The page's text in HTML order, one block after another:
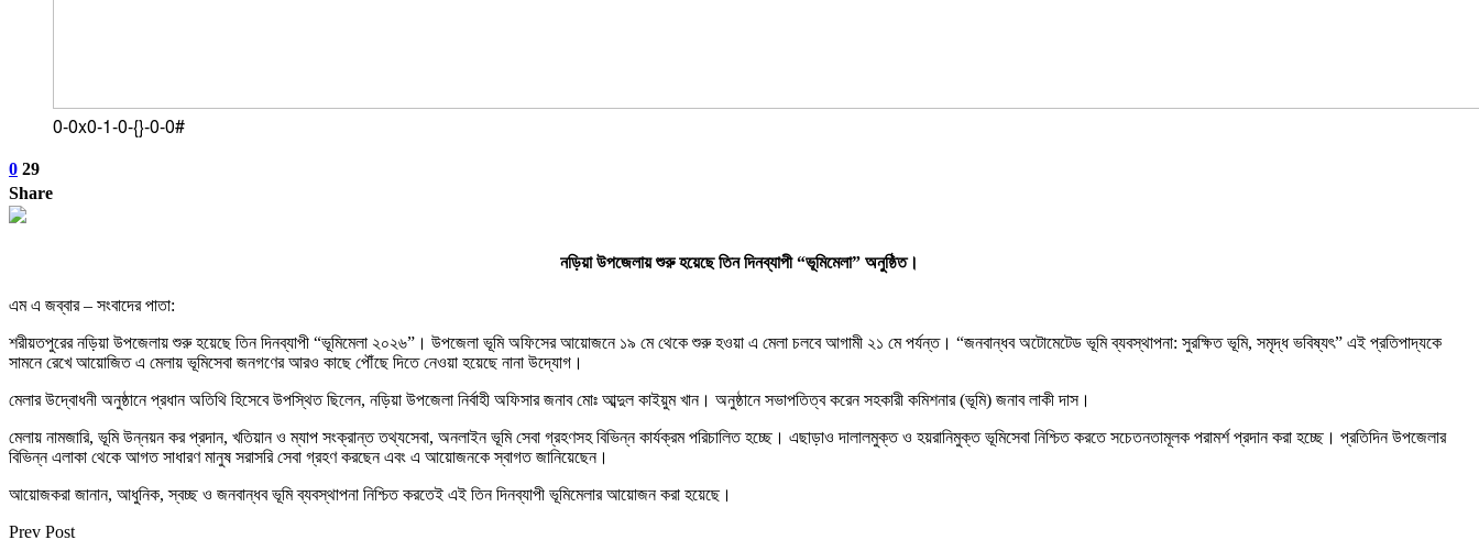
0-0x0-1-0-{}-0-0#
0 29
Share
নড়িয়া উপজেলায় শুরু হয়েছে তিন দিনব্যাপী “ভূমিমেলা” অনুষ্ঠিত।
এম এ জব্বার – সংবাদের পাতা:
শরীয়তপুরের নড়িয়া উপজেলায় শুরু হয়েছে তিন দিনব্যাপী “ভূমিমেলা ২০২৬”। উপজেলা ভূমি অফিসের আয়োজনে ১৯ মে থেকে শুরু হওয়া এ মেলা চলবে আগামী ২১ মে পর্যন্ত। “জনবান্ধব অটোমেটেড ভূমি ব্যবস্থাপনা: সুরক্ষিত ভূমি, সমৃদ্ধ ভবিষ্যৎ” এই প্রতিপাদ্যকে
সামনে রেখে আয়োজিত এ মেলায় ভূমিসেবা জনগণের আরও কাছে পৌঁছে দিতে নেওয়া হয়েছে নানা উদ্যোগ।
মেলার উদ্বোধনী অনুষ্ঠানে প্রধান অতিথি হিসেবে উপস্থিত ছিলেন, নড়িয়া উপজেলা নির্বাহী অফিসার জনাব মোঃ আব্দুল কাইয়ুম খান। অনুষ্ঠানে সভাপতিত্ব করেন সহকারী কমিশনার (ভূমি) জনাব লাকী দাস।
মেলায় নামজারি, ভূমি উন্নয়ন কর প্রদান, খতিয়ান ও ম্যাপ সংক্রান্ত তথ্যসেবা, অনলাইন ভূমি সেবা গ্রহণসহ বিভিন্ন কার্যক্রম পরিচালিত হচ্ছে। এছাড়াও দালালমুক্ত ও হয়রানিমুক্ত ভূমিসেবা নিশ্চিত করতে সচেতনতামূলক পরামর্শ প্রদান করা হচ্ছে। প্রতিদিন উপজেলার
বিভিন্ন এলাকা থেকে আগত সাধারণ মানুষ সরাসরি সেবা গ্রহণ করছেন এবং এ আয়োজনকে স্বাগত জানিয়েছেন।
আয়োজকরা জানান, আধুনিক, স্বচ্ছ ও জনবান্ধব ভূমি ব্যবস্থাপনা নিশ্চিত করতেই এই তিন দিনব্যাপী ভূমিমেলার আয়োজন করা হয়েছে।
Prev Post